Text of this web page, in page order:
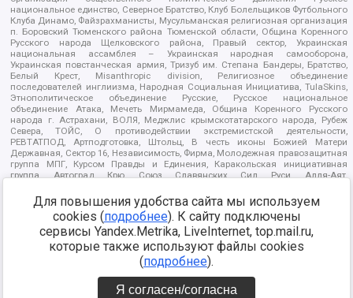
национальное единство, Северное Братство, Клуб Болельщиков Футбольного
Клуба Динамо, Файзрахманисты, Мусульманская религиозная организация
п. Боровский Тюменского района Тюменской области, Община Коренного
Русского народа Щелковского района, Правый сектор, Украинская
национальная ассамблея – Украинская народная самооборона,
Украинская повстанческая армия, Тризуб им. Степана Бандеры, Братство,
Белый Крест, Misanthropic division, Религиозное объединение
последователей инглиизма, Народная Социальная Инициатива, TulaSkins,
Этнополитическое объединение Русские, Русское национальное
объединение Атака, Мечеть Мирмамеда, Община Коренного Русского
народа г. Астрахани, ВОЛЯ, Меджлис крымскотатарского народа, Рубеж
Севера, ТОЙС, О противодействии экстремистской деятельности,
РЕВТАТПОД, Артподготовка, Штольц, В честь иконы Божией Матери
Державная, Сектор 16, Независимость, Фирма, Молодежная правозащитная
группа МПГ, Курсом Правды и Единения, Каракольская инициативная
группа, Автоград Крю, Союз Славянских Сил Руси, Алля-Аят,
Арестантское уголовное единство, Башкорт, Нация и свобода, W.H.С., Фалунь
Дафа, Иртыш Ultras, Русский Патриотический клуб-Новокузнецк/РПК,
Сибирский державный союз, Фонд борьбы с коррупцией, Фонд защиты прав
граждан, Штабы Навального, Совет граждан СССР Прикубанского округа г.
Краснодара
https://minjust.gov.ru/ru/documents/7822/
Для повышения удобства сайта мы используем
cookies (подробнее). К сайту подключены
сервисы Yandex.Metrika, LiveInternet, top.mail.ru,
которые также используют файлы cookies
(подробнее).
Я согласен/согласна